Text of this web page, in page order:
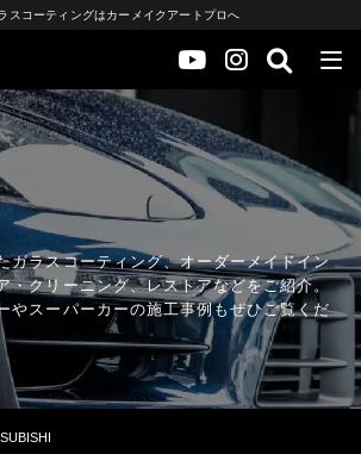
スコーティングはカーメイクアートプロへ
ガラスコーティング、オーダーメイドイン
・クリーニング、レストアなどをご紹介。
やスーパーカーの施工事例もぜひご覧くだ